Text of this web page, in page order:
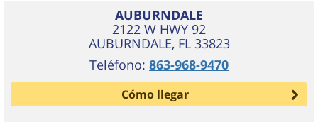
AUBURNDALE
2122 W HWY 92
AUBURNDALE, FL 33823
Teléfono: 863-968-9470
Cómo llegar